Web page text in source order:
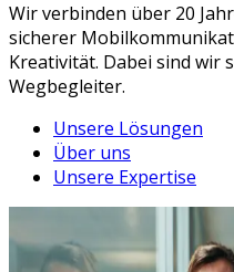
Wir verbinden über 20
sicherer
Kreativität. Dabei sind wir
Wegbegleiter.
Unsere Lösungen
Über uns
Unsere Expertise